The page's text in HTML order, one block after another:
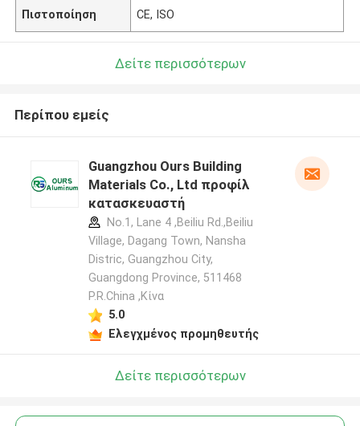
Πιστοποίηση CE, ISO
Δείτε περισσότερων
Περίπου εμείς
Guangzhou Ours Building
Materials Co., Ltd προφίλ
κατασκευαστή
No.1, Lane 4 ,Beiliu Rd.,Beiliu
Village, Dagang Town, Nansha
Distric, Guangzhou City,
Guangdong Province, 511468
P.R.China ,Κίνα
5.0
Ελεγχμένος προμηθευτής
Δείτε περισσότερων